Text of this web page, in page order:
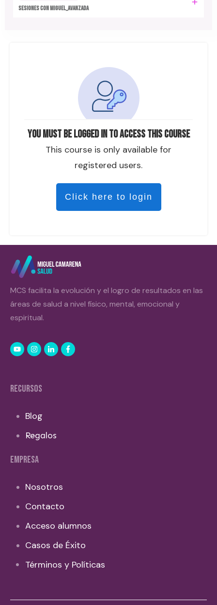
You must be logged in to access this course
This course is only available for
registered users.
Click here to login
SESIONES CON MIGUEL_AVANZADA
MCS facilita la evolución y el logro de resultados en las
áreas de salud a nivel físico, mental, emocional y
espiritual.
RECURSOS
Blog
Regalos
EMPRESA
Nosotros
Contacto
Acceso alumnos
Casos de Éxito
Términos y Políticas